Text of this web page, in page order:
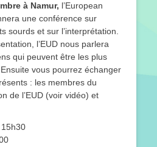
à Namur, l’European
une conférence sur
sourds et sur l’interprétation.
l’EUD nous parlera
qui peuvent être les plus
vous pourrez échanger
: les membres du
de l’EUD (voir vidéo) et